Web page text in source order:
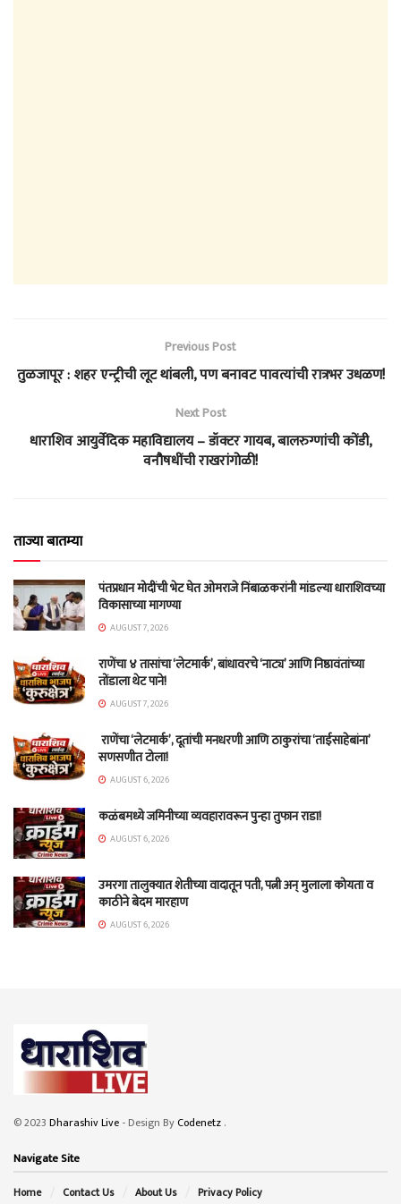
Previous Post
तुळजापूर : शहर एन्ट्रीची लूट थांबली, पण बनावट पावत्यांची रात्रभर उधळण!
Next Post
धाराशिव आयुर्वेदिक महाविद्यालय – डॉक्टर गायब, बालरुग्णांची कोंडी,
वनौषधींची राखरांगोळी!
ताज्या बातम्या
पंतप्रधान मोदींची भेट घेत ओमराजे निंबाळकरांनी मांडल्या धाराशिवच्या
विकासाच्या मागण्या
AUGUST 7, 2026
राणेंचा ४ तासांचा ‘लेटमार्क’, बांधावरचे ‘नाट्य’ आणि निष्ठावंतांच्या
तोंडाला थेट पाने!
AUGUST 7, 2026
राणेंचा ‘लेटमार्क’, दूतांची मनधरणी आणि ठाकुरांचा ‘ताईसाहेबांना’
सणसणीत टोला!
AUGUST 6, 2026
कळंबमध्ये जमिनीच्या व्यवहारावरून पुन्हा तुफान राडा!
AUGUST 6, 2026
उमरगा तालुक्यात शेतीच्या वादातून पती, पत्नी अन् मुलाला कोयता व
काठीने बेदम मारहाण
AUGUST 6, 2026
© 2023 Dharashiv Live - Design ByCodenetz .
Navigate Site
Home Contact Us About Us Privacy Policy